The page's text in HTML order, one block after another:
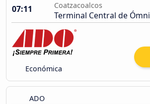
07:11
Coatzacoalcos
Terminal Central de
Económica
ADO